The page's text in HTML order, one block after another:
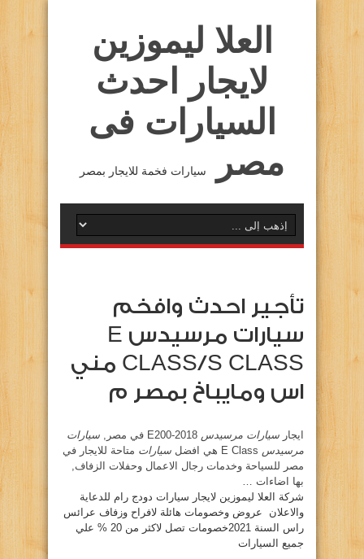
العلا ليموزين
لايجار احدث
السيارات فى
مصر
سيارات فخمة للايجار بمصر
تأجير احدث وافخم
سيارات مرسيدس E
CLASS/S CLASS مني
اس ومايباخ بمصر م
ايجار سيارات مرسيدس
سيارات
مرسيدس
سيارات متاحة للايجار في
مصر للسياحة وخدمات رجال الاعمال وحفلات الزفاف,
بها اضاءات …
شركة العلا ليموزين لايجار سيارات دودج رام للدعاية
والاعلان عروض وخصومات هائلة لافراح وزفاف عرائس
راس السنة 2021خصومات تصل لاكثر من 20 % علي
جميع السيارات